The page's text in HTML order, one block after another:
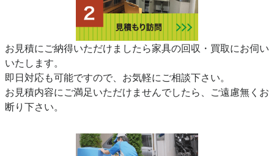
お見積にご納得いただけましたら家具の回収・買取にお伺い
いたします。
即日対応も可能ですので、お気軽にご相談下さい。
お見積内容にご満足いただけませんでしたら、ご遠慮無くお
断り下さい。